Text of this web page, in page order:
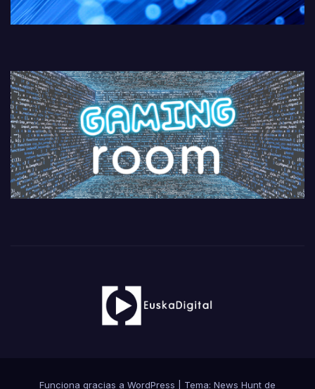
Funciona gracias a WordPress Tema: News Hunt de